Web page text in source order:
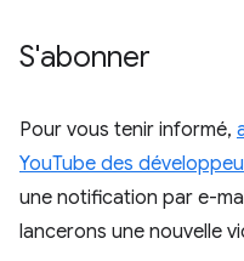
S'abonner
Pour vous tenir informé,
YouTube des
une notification par e-
lancerons une nouvelle